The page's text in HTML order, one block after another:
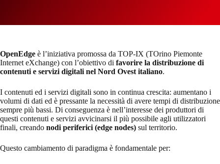
OpenEdge è l’iniziativa promossa da TOP-IX (TOrino Piemonte
Internet eXchange) con l’obiettivo di favorire la distribuzione di
contenuti e servizi digitali nel Nord Ovest italiano.
I contenuti ed i servizi digitali sono in continua crescita: aumentano i
volumi di dati ed è pressante la necessità di avere tempi di distribuzione
sempre più bassi. Di conseguenza è nell’interesse dei produttori di
questi contenuti e servizi avvicinarsi il più possibile agli utilizzatori
finali, creando nodi periferici (edge nodes) sul territorio.
Questo cambiamento di paradigma è fondamentale per: